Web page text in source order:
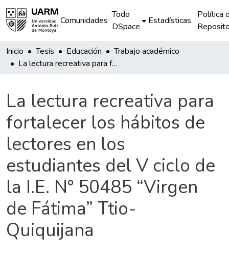
Comunidades
Todo
DSpace
Estadísticas
Política
Inicio Tesis Educación
Trabajo académico
La lectura recreativa para fortalecer los hábitos de lectores en los estudiantes del V ciclo de la I.E. N° 50485 “Virgen de Fátima” Ttio- Quiquijana
La lectura recreativa para
fortalecer los hábitos de
lectores en los
estudiantes del V ciclo de
la I.E. N° 50485 “Virgen
de Fátima” Ttio-
Quiquijana